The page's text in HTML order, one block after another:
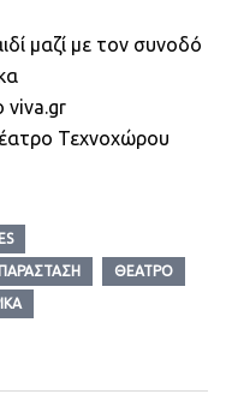
μαζί με τον συνοδό
viva.gr
Τεχνοχώρου
ΘΈΑΤΡΟ